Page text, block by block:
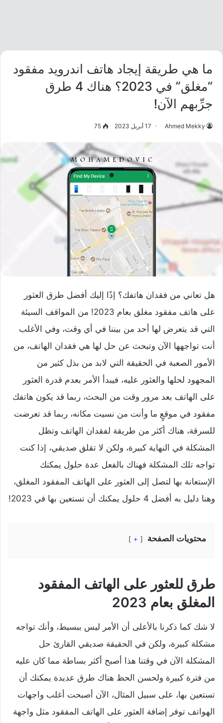
ما هي طريقة إيجاد هاتف اندرويد مفقود
“مغلق” في 2023؟ هناك 4 طرق
جرِّبهم الآن!
Ahmed Mekky 17 أبريل 2023 75
هل تعاني من فقدان هاتفك؟ إذًا إليك أفضل طرق العثور
على هاتف مفقود مغلق بعام 2023! من المواقف السيئة
التي قد يتعرض لها أحد من بيننا في أي وقت، وفي الأغلب
أنت تواجهها الآن وتبحث عن حل لها هي فقدان الهاتف، من
الأمور الصعبة في الحقيقة التي لابد من بذل كثير من
المجهود لحلها والعثور عليه، فيبدأ الأمر بعدم قدرة العثور
على الهاتف بعد مرور وقت من البحث، ربما قد يكون هاتفك
مفقود في موقعٍ ما وأنت من نسيت مكانه، ربما قد تعرضت
للسرقة، هناك أكثر من طريقة لفقدان الهاتف وتظل
المشكلة في النهاية كبيرة، ولكن لا تقلق صديقي، إذا كنت
تواجه تلك المشكلة فهناك بالفعل عدة حلول يمكنك
الإستعانة بها لتصل إلى العثور على الهاتف المفقود المغلق،
وهنا دليل به أفضل 4 حلول يمكنك أن تستعين بها في 2023!
محتويات الصفحة +
طرق للعثور على الهاتف المفقود
المغلق بعام 2023
لا شك كما ذكرنا بالأعلى أن الأمر ليس ببسيط، وأنك تواجه
مشكلة كبيرة، ولكن في الحقيقة صديقي القارئ حل
المشكلة الآن في وقتنا هذا أصبح أكثر بساطة مما كان عليه
من فترة كبيرة ولحسن الحظ هناك طرق عديدة يمكنك أن
تستعين بها، على سبيل المثال، الآن أصبحت أغلب واجهات
الهواتف توفر إضافة العثور على الهاتف المفقود مثل واجهة